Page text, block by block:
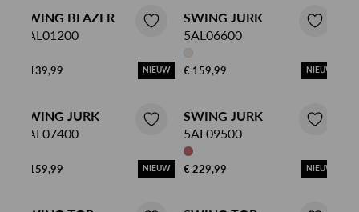
SWING BLAZER
4AL01200
€ 139,99 NIEUW
SWING JURK
5AL06600
€ 159,99 NIEUW
SWING JURK
5AL07400
€ 159,99 NIEUW
SWING JURK
5AL09500
€ 229,99 NIEUW